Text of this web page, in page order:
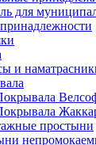
для
и
простыни